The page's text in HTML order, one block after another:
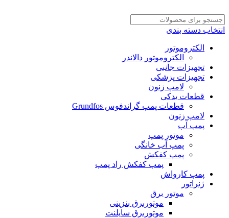
انتخاب دسته بندی
الکتروموتور
الکتروموتور دالاندر
تجهیزات جانبی
تجهیزات پزشکی
لامپ زنون
قطعات یدکی
قطعات پمپ گراندفوس Grundfos
لامپ زنون
پمپ آب
موتور پمپ
پمپ آب خانگی
پمپ کفکش
پمپ کفکش راد پمپ
پمپ کارواش
ژنراتور
موتور برق
موتوربرق بنزینی
موتوربرق سایلنت